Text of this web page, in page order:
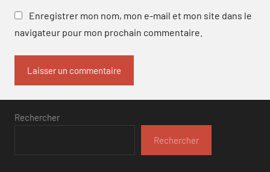
Enregistrer mon nom, mon e-mail et mon site dans le
navigateur pour mon prochain commentaire.
Rechercher
Rechercher